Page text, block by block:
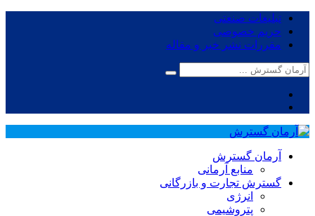
تبلیغات صنعتی
حریم خصوصی
مقررات نشر خبر و مقاله
آرمان گسترش
منابع آرمانی
گسترش تجارت و بازرگانی
انرژی
پتروشیمی